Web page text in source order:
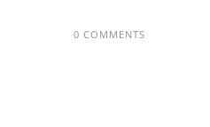
0 COMMENTS